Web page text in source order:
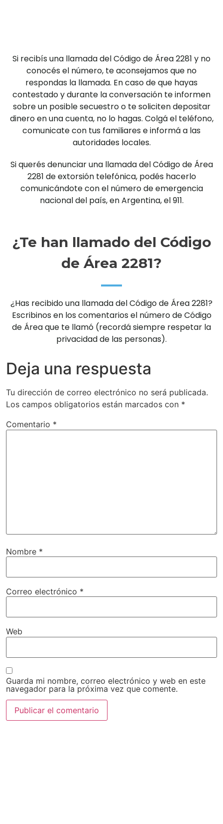
Si recibís una llamada del Código de Área 2281 y no
conocés el número, te aconsejamos que no
respondas la llamada. En caso de que hayas
contestado y durante la conversación te informen
sobre un posible secuestro o te soliciten depositar
dinero en una cuenta, no lo hagas. Colgá el teléfono,
comunicate con tus familiares e informá a las
autoridades locales.
Si querés denunciar una llamada del Código de Área
2281 de extorsión telefónica, podés hacerlo
comunicándote con el número de emergencia
nacional del país, en Argentina, el 911.
¿Te han llamado del Código
de Área 2281?
¿Has recibido una llamada del Código de Área 2281?
Escribinos en los comentarios el número de Código
de Área que te llamó (recordá siempre respetar la
privacidad de las personas).
Deja una respuesta
Tu dirección de correo electrónico no será publicada.
Los campos obligatorios están marcados con *
Comentario *
Nombre *
Correo electrónico *
Web
Guarda mi nombre, correo electrónico y web en este
navegador para la próxima vez que comente.